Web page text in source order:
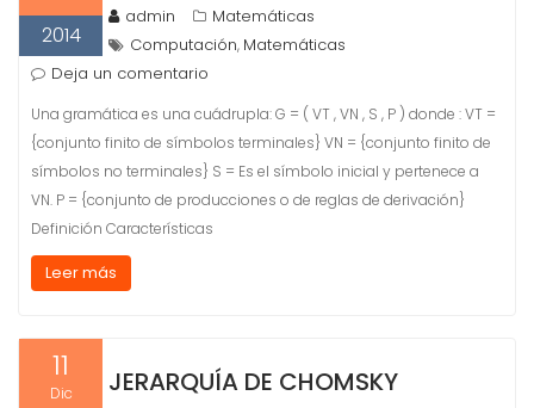
2014
admin
Matemáticas
Computación, Matemáticas
Deja un comentario
Una gramática es una cuádrupla: G = ( VT , VN , S , P ) donde : VT =
{conjunto finito de símbolos terminales} VN = {conjunto finito de
símbolos no terminales} S = Es el símbolo inicial y pertenece a
VN. P = {conjunto de producciones o de reglas de derivación}
Definición Características
Leer más
11
Dic JERARQUÍA DE CHOMSKY